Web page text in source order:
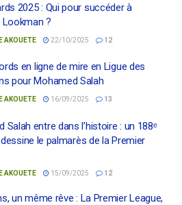
2025 : Qui pour succéder à
?
AKOUETE 22/10/2025 12
en ligne de mire en Ligue des
pour Mohamed Salah
AKOUETE 16/09/2025 13
Salah entre dans l’histoire : un 188ᵉ
le palmarès de la Premier
AKOUETE 15/09/2025 12
un même rêve : La Premier League,